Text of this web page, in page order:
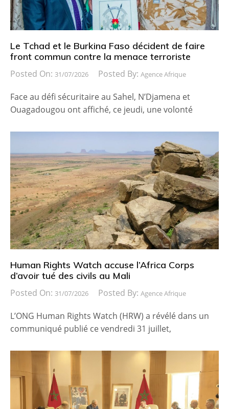
Le Tchad et le Burkina Faso décident de faire
front commun contre la menace terroriste
Posted On: 31/07/2026 Posted By: Agence Afrique
Face au défi sécuritaire au Sahel, N’Djamena et
Ouagadougou ont affiché, ce jeudi, une volonté
Human Rights Watch accuse l’Africa Corps
d’avoir tué des civils au Mali
Posted On: 31/07/2026 Posted By: Agence Afrique
L’ONG Human Rights Watch (HRW) a révélé dans un
communiqué publié ce vendredi 31 juillet,